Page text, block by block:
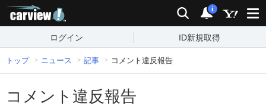
検索 通知
i
ログイン ID新規取得
トップ ニュース 記事 コメント違反報告
コメント違反報告